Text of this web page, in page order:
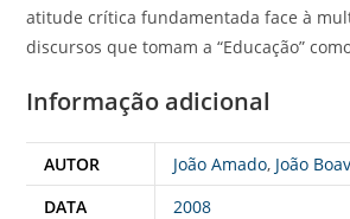
atitude crítica fundamentada face à
discursos que tomam a “Educação”
Informação adicional
AUTOR João Amado, João
DATA
2008